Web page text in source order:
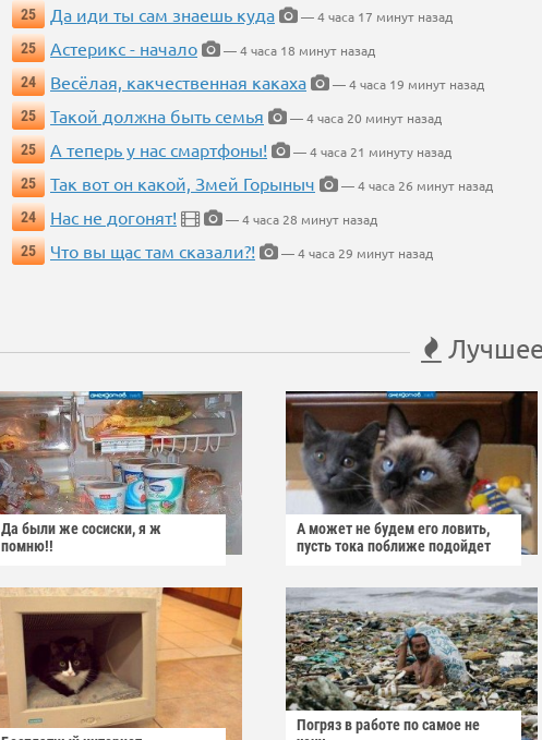
25
Да иди ты сам знаешь куда
— 4 часа 17 минут назад
25
Астерикс - начало
— 4 часа 18 минут назад
24
Весёлая, какчественная какаха
— 4 часа 19 минут назад
25
Такой должна быть семья
— 4 часа 20 минут назад
25
А теперь у нас смартфоны!
— 4 часа 21 минуту назад
25
Так вот он какой, Змей Горыныч
— 4 часа 26 минут назад
24
Нас не догонят!
— 4 часа 28 минут назад
25
Что вы щас там сказали?! — 4 часа 29 минут назад
Да были же сосиски, я ж
помню!!
А может не будем его ловить,
пусть тока поближе подойдет
Погряз в работе по самое не